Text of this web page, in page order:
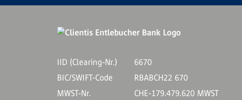
IID (Clearing-Nr.)
6670
BIC/SWIFT-Code
RBABCH22 670
MWST-Nr.
CHE-179.479.620 MWST